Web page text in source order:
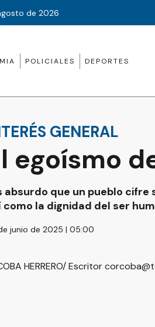
de 2026
POLICIALES DEPORTES
GENERAL
egoísmo
absurdo que un pueblo
como la dignidad del ser
junio de 2025 | 05:00